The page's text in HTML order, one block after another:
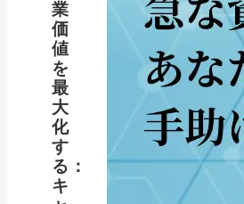
業
価
値
を
最
大
化
す
る：
キ